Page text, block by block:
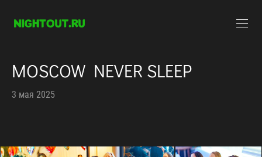
MOSCOW NEVER SLEEP
3 мая 2025